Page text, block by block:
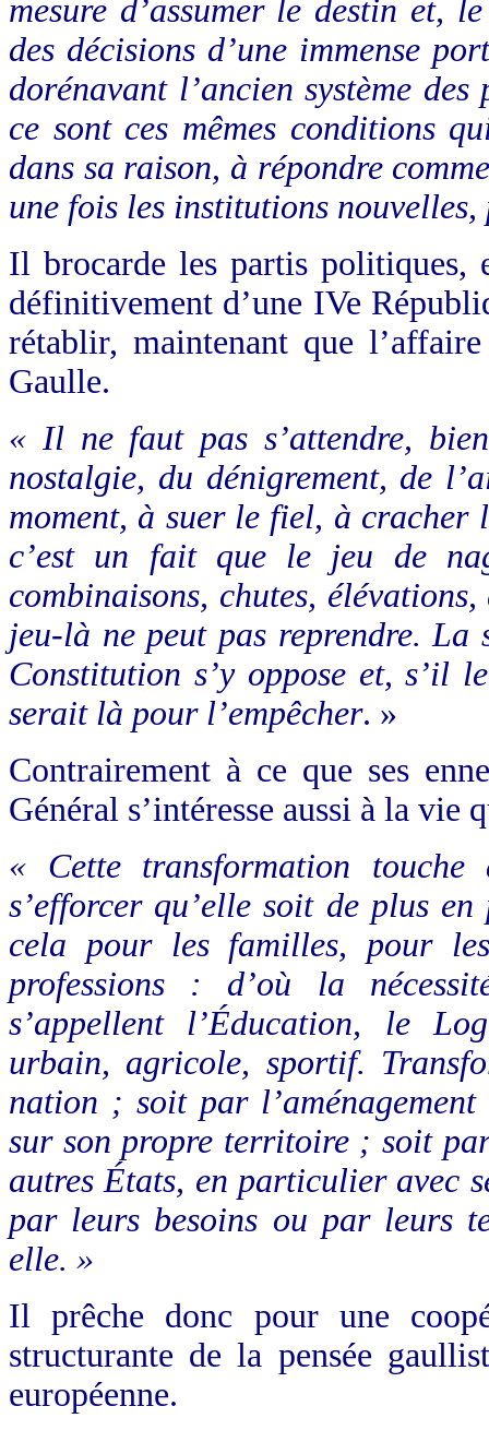
mesure d’assumer le destin et,
des décisions d’une immense
dorénavant l’ancien système
ce sont ces mêmes conditions
dans sa raison, à répondre
une fois les institutions nouvelles,
Il brocarde les partis politiques,
définitivement d’une IVe
rétablir, maintenant que
Gaulle.
« Il ne faut pas s’attendre,
nostalgie, du dénigrement, de
moment, à suer le fiel, à cracher
c’est un fait que le jeu de
combinaisons, chutes,
jeu-là ne peut pas reprendre.
Constitution s’y oppose et, s’il
serait là pour l’empêcher. »
Contrairement à ce que ses
Général s’intéresse aussi à la vie
« Cette transformation
s’efforcer qu’elle soit de plus
cela pour les familles, pour
professions : d’où la
s’appellent l’Éducation, le
urbain, agricole, sportif.
nation ; soit par
sur son propre territoire ; soit
autres États, en particulier avec
par leurs besoins ou par leurs
elle. »
Il prêche donc pour une
structurante de la pensée
européenne.